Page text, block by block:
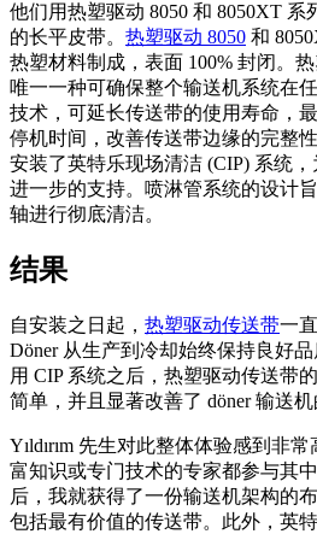
他们用热塑驱动 8050 和 8050XT
的长平皮带。 热塑驱动 8050 和
热塑材料制成，表面 100% 封闭。
唯一一种可确保整个输送机系统在
技术，可延长传送带的使用寿命，
停机时间，改善传送带边缘的完整
安装了英特乐现场清洁 (CIP) 系统
进一步的支持。喷淋管系统的设计
轴进行彻底清洁。
结果
自安装之日起， 热塑驱动传送带一
Döner 从生产到冷却始终保持良好
用 CIP 系统之后，热塑驱动传送带
简单，并且显著改善了 döner 输送机
Yıldırım 先生对此整体体验感到非
富知识或专门技术的专家都参与其
后，我就获得了一份输送机架构的
包括最有价值的传送带。此外，英